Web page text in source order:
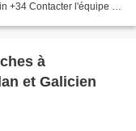
+34 Contacter l'équipe de
à
et Galicien